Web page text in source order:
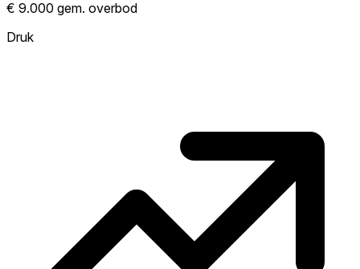
Hoe meer woningen boven vraagprijs
verkopen, hoe heter. Heet? Verwacht
€ 9.000 gem. overbod
Druk